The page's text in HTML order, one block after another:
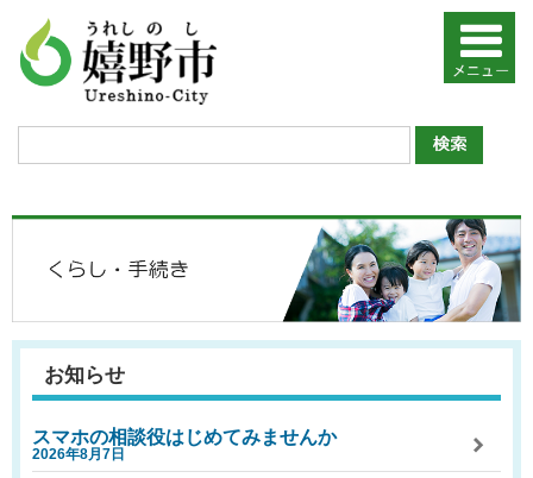
お知らせ
スマホの相談役はじめてみませんか
2026年8月7日